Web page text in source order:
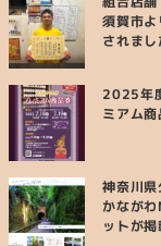
須賀市
されまし
2025年
ミアム
神奈川
かなが
ットが